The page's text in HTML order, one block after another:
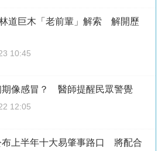
道巨木「老前輩」解索 解開歷
10:45
期像感冒？ 醫師提醒民眾警覺
12:05
布上半年十大易肇事路口 將配合